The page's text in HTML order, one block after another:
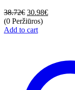
38.72€ 30.98€
(0 Peržiūros)
Add to cart